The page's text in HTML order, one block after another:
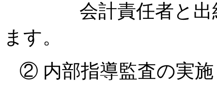
会計責任者と出納
ます。
② 内部指導監査の実施